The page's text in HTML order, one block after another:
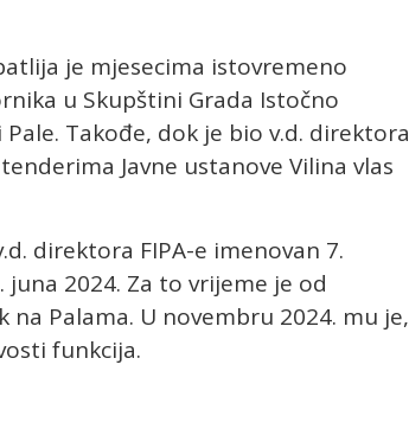
je mjesecima istovremeno
u Skupštini Grada Istočno
Takođe, dok je bio v.d. direktora
Javne ustanove Vilina vlas
direktora FIPA-e imenovan 7.
2024. Za to vrijeme je od
Palama. U novembru 2024. mu je,
funkcija.